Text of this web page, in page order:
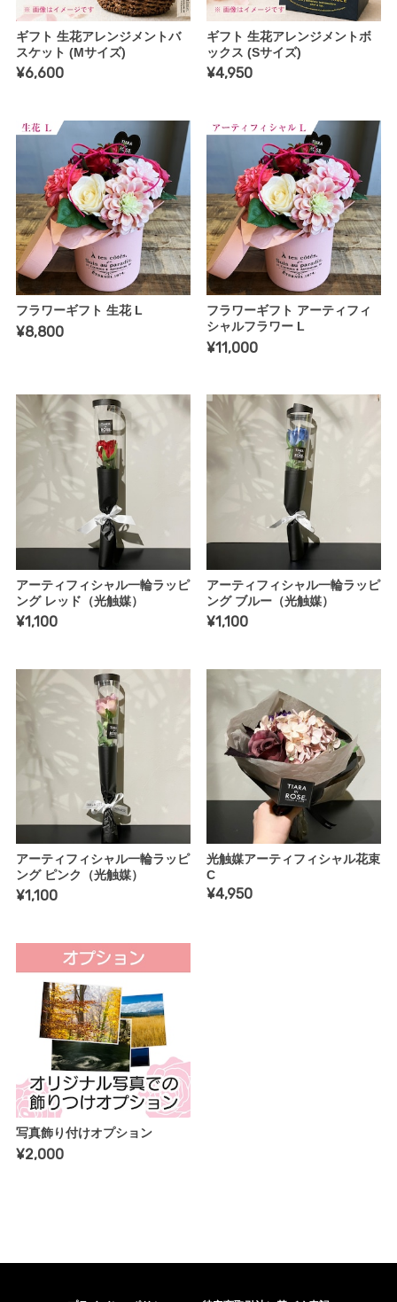
ギフト 生花アレンジメントバ
スケット (Mサイズ)
¥6,600
ギフト 生花アレンジメントボ
ックス (Sサイズ)
¥4,950
フラワーギフト 生花 L
¥8,800
フラワーギフト アーティフィ
シャルフラワー L
¥11,000
アーティフィシャル一輪ラッピ
ング レッド（光触媒）
¥1,100
アーティフィシャル一輪ラッピ
ング ブルー（光触媒）
¥1,100
アーティフィシャル一輪ラッピ
ング ピンク（光触媒）
¥1,100
光触媒アーティフィシャル花束
C
¥4,950
写真飾り付けオプション
¥2,000